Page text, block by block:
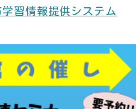
習情報提供システム